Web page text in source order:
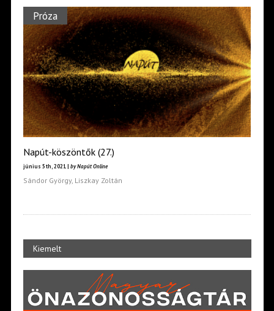
Próza
Napút-köszöntők (27.)
június 5th, 2021 | by Napút Online
Sándor György, Liszkay Zoltán
Kiemelt